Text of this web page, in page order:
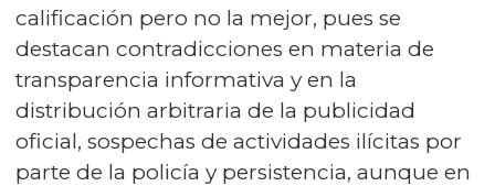
calificación pero no la mejor, pues se
destacan contradicciones en materia de
transparencia informativa y en la
distribución arbitraria de la publicidad
oficial, sospechas de actividades ilícitas por
parte de la policía y persistencia, aunque en